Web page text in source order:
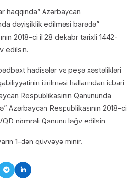
haqqında” Azərbaycan
dəyişiklik edilməsi barədə”
2018-ci il 28 dekabr tarixli 1442-
edilsin.
hadisələr və peşə xəstəlikləri
itirilməsi hallarından icbari
Respublikasının Qanununda
Azərbaycan Respublikasının 2018-ci
nömrəli Qanunu ləğv edilsin.
1-dən qüvvəyə minir.